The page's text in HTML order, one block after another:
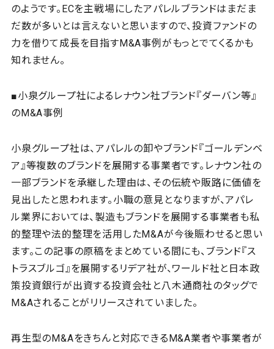
のようです。ECを主戦場にしたアパレルブランドはまだま
だ数が多いとは言えないと思いますので、投資ファンドの
力を借りて成長を目指すM&A事例がもっとでてくるかも
知れません。
■小泉グループ社によるレナウン社ブランド『ダーバン等』
のM&A事例
小泉グループ社は、アパレルの卸やブランド『ゴールデンベ
ア』等複数のブランドを展開する事業者です。レナウン社の
一部ブランドを承継した理由は、その伝統や販路に価値を
見出したと思われます。小職の意見となりますが、アパレ
ル業界においては、製造もブランドを展開する事業者も私
的整理や法的整理を活用したM&Aが今後賑わせると思い
ます。この記事の原稿をまとめている間にも、ブランド『ス
トラスブルゴ』を展開するリデア社が、ワールド社と日本政
策投資銀行が出資する投資会社と八木通商社のタッグで
M&Aされることがリリースされていました。
再生型のM&Aをきちんと対応できるM&A業者や事業者が